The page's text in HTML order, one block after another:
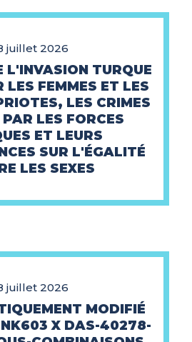
juillet 2026
L'INVASION TURQUE
LES FEMMES ET LES
LES CRIMES
LES FORCES
ET LEURS
SUR L'ÉGALITÉ
LES SEXES
juillet 2026
MODIFIÉ
X DAS-40278-